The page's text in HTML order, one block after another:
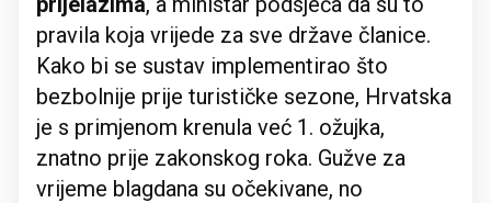
pravila koja vrijede za sve države članice.
Kako bi se sustav implementirao što
bezbolnije prije turističke sezone, Hrvatska
je s primjenom krenula već 1. ožujka,
znatno prije zakonskog roka. Gužve za
vrijeme blagdana su očekivane, no